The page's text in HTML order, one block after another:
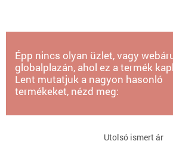
Épp nincs olyan üzlet, vagy
globalplazán, ahol ez a termék
Lent mutatjuk a nagyon hasonló
termékeket, nézd meg:
Utolsó ismert ár